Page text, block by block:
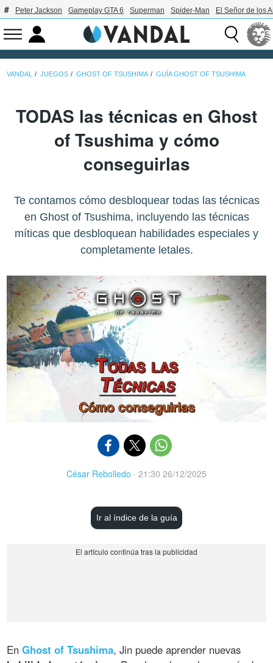
Peter Jackson Gameplay GTA 6 Superman Spider-Man El Señor de los
VANDAL JUEGOS GHOST OF TSUSHIMA GUÍA GHOST OF TSUSHIMA
TODAS las técnicas en Ghost
of Tsushima y cómo
conseguirlas
Te contamos cómo desbloquear todas las técnicas
en Ghost of Tsushima, incluyendo las técnicas
míticas que desbloquean habilidades especiales y
completamente letales.
César Rebolledo · 21:30 26/12/2025
Ir al índice de la guía
EnGhost of Tsushima, Jin puede aprender nuevas